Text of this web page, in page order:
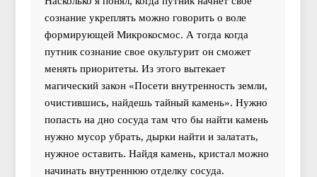
сознание укреплять можно говорить о воле
формирующей Микрокосмос. А тогда когда
путник сознание свое окультурит он сможет
менять приоритеты. Из этого вытекает
магический закон «Посети внутренность земли,
очистившись, найдешь тайный камень». Нужно
попасть на дно сосуда там что бы найти камень
нужно мусор убрать, дырки найти и залатать,
нужное оставить. Найдя камень, кристал можно
начинать внутреннюю отделку сосуда.